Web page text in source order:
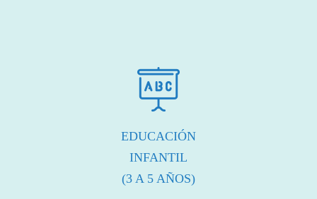
EDUCACIÓN
INFANTIL
(3 A 5 AÑOS)